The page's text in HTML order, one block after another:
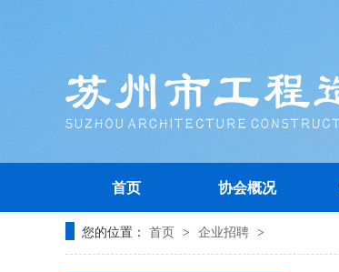
首页 协会概况
您的位置： 首页 > 企业招聘 >